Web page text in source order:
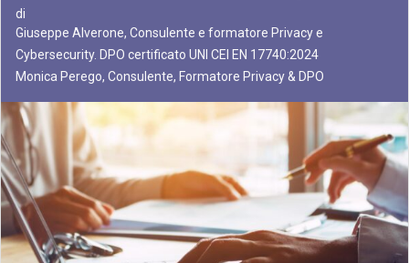
di
Giuseppe Alverone, Consulente e formatore Privacy e
Cybersecurity. DPO certificato UNI CEI EN 17740:2024
Monica Perego, Consulente, Formatore Privacy & DPO